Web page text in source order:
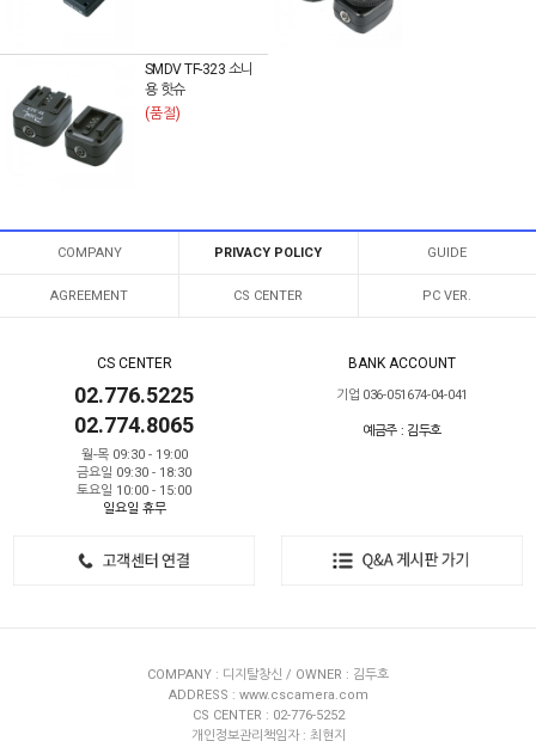
SMDV TF-323 소니
용 핫슈
(품절)
COMPANY PRIVACY POLICY GUIDE
AGREEMENT CS CENTER PC VER.
CS CENTER
02.776.5225
02.774.8065
월-목 09:30 - 19:00
금요일 09:30 - 18:30
토요일 10:00 - 15:00
일요일 휴무
BANK ACCOUNT
기업 036-051674-04-041
예금주 : 김두호
COMPANY : 디지탈창신 / OWNER : 김두호
ADDRESS : www.cscamera.com
CS CENTER : 02-776-5252
개인정보관리책임자 : 최현지